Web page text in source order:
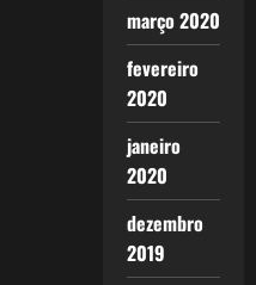
março 2020
fevereiro
2020
janeiro
2020
dezembro
2019